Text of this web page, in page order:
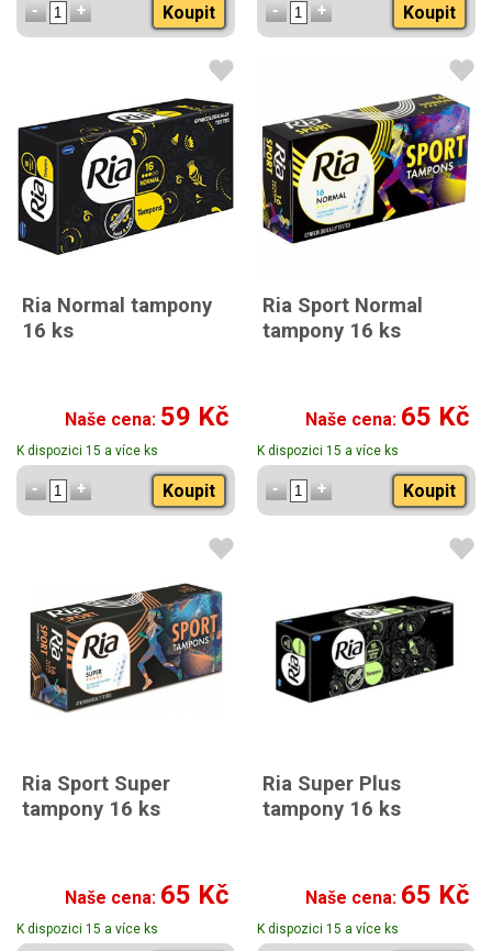
Koupit Koupit
Ria Normal tampony
16 ks
Naše cena: 59 Kč
K dispozici 15 a více ks
Koupit
Ria Sport Normal
tampony 16 ks
Naše cena: 65 Kč
K dispozici 15 a více ks
Koupit
Ria Sport Super
tampony 16 ks
Naše cena: 65 Kč
K dispozici 15 a více ks
Ria Super Plus
tampony 16 ks
Naše cena: 65 Kč
K dispozici 15 a více ks